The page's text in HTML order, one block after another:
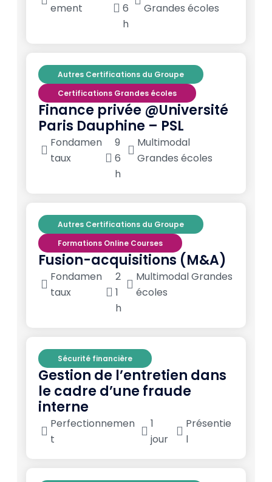
ement
6
h
Grandes écoles
Autres Certifications du Groupe
Certifications Grandes écoles
Finance privée @Université
Paris Dauphine – PSL
Fondamen
taux
9
6
h
Multimodal
Grandes écoles
Autres Certifications du Groupe
Formations Online Courses
Fusion-acquisitions (M&A)
Fondamen
taux
2
1
h
Multimodal Grandes
écoles
Sécurité financière
Gestion de l’entretien dans
le cadre d’une fraude
interne
Perfectionnemen
t
1
jour
Présentie
l